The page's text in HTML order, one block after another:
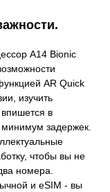
A14 Bionic
AR Quick
изучить
в
задержек.
чтобы вы не
номера.
и eSIM - вы